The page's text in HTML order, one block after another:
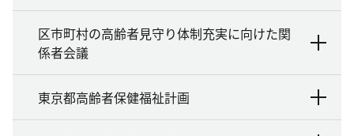
区市町村の高齢者見守り体制充実に向けた関
係者会議
東京都高齢者保健福祉計画